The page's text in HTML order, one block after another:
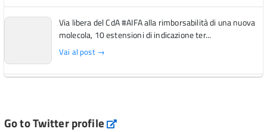
Via libera del CdA #AIFA alla rimborsabilità di una nuova
molecola, 10 estensioni di indicazione ter...
Vai al post →
Vai al post →
Go to Twitter profile aifa_ufficiale